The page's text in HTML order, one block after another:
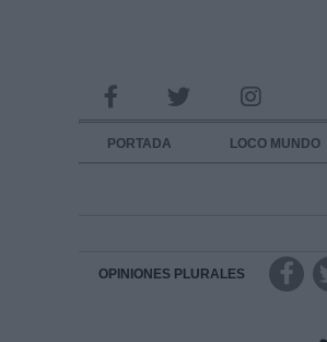
PORTADA LOCO MUNDO
OPINIONES PLURALES
INFORMACION SOBRE LA PROTECCIÓN
Responsable:
Destinatarios: